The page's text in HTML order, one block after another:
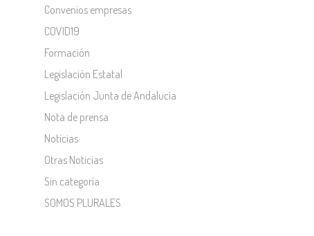
Convenios empresas
COVID19
Formación
Legislación Estatal
Legislación Junta de Andalucía
Nota de prensa
Noticias
Otras Noticias
Sin categoría
SOMOS PLURALES